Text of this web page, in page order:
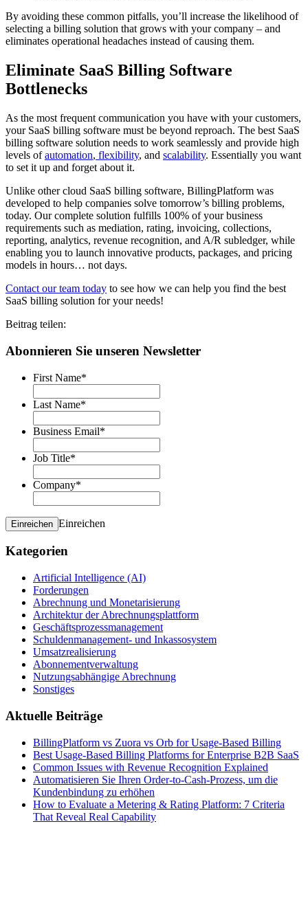
By avoiding these common pitfalls, you’ll increase the likelihood of
selecting a billing solution that grows with your company – and
eliminates operational headaches instead of causing them.
Eliminate SaaS Billing Software
Bottlenecks
As the most frequent communication you have with your customers,
your SaaS billing software must be beyond reproach. The best SaaS
billing software solution needs to work seamlessly and provide high
levels ofautomation, flexibility, and scalability. Essentially you want
to set it up and forget about it.
Unlike other cloud SaaS billing software, BillingPlatform was
developed to help companies solve tomorrow’s billing problems,
today. Our complete solution fulfills 100% of your business
requirements such as mediation, rating, invoicing, collections,
reporting, analytics, revenue recognition, and A/R subledger, while
enabling you to launch innovative products, packages, and pricing
models in hours… not days.
Contact our team today to see how we can help you find the best
SaaS billing solution for your needs!
Beitrag teilen:
Abonnieren Sie unseren Newsletter
First Name*
Last Name*
Business Email*
Job Title*
Company*
Einreichen Einreichen
Kategorien
Artificial Intelligence (AI)
Forderungen
Abrechnung und Monetarisierung
Architektur der Abrechnungsplattform
Geschäftsprozessmanagement
Schuldenmanagement- und Inkassosystem
Umsatzrealisierung
Abonnementverwaltung
Nutzungsabhängige Abrechnung
Sonstiges
Aktuelle Beiträge
BillingPlatform vs Zuora vs Orb for Usage-Based Billing
Best Usage-Based Billing Platforms for Enterprise B2B SaaS
Common Issues with Revenue Recognition Explained
Automatisieren Sie Ihren Order-to-Cash-Prozess, um die
Kundenbindung zu erhöhen
How to Evaluate a Metering & Rating Platform: 7 Criteria
That Reveal Real Capability